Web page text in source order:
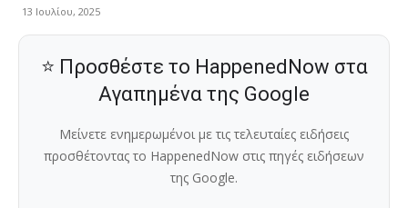
13 Ιουλίου, 2025
⭐ Προσθέστε το HappenedNow στα
Αγαπημένα της Google
Μείνετε ενημερωμένοι με τις τελευταίες ειδήσεις
προσθέτοντας το HappenedNow στις πηγές ειδήσεων
της Google.